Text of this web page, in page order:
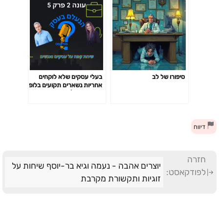
סיפורו של לב
בעלי עסקים שלא לוקחים
אחריות נשארים תקועים בלופ
דיווח
חזרה
לפודקאסט:
יוצרים אהבה - נעמה וגיא בר-יוסף שיחות על
זוגיות ותקשורת מקרבת